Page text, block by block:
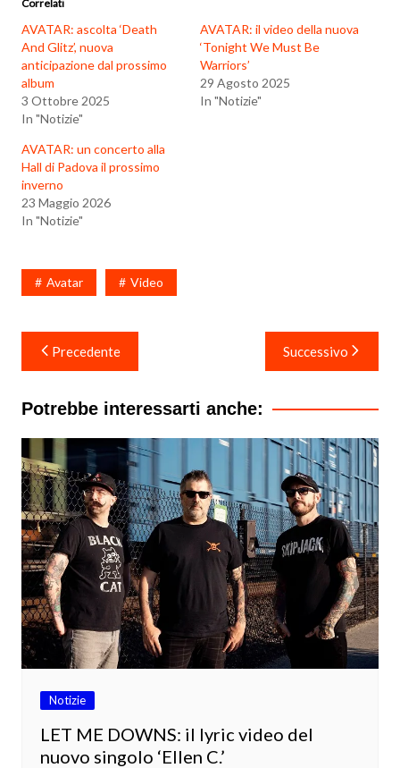
Correlati
AVATAR: ascolta ‘Death
And Glitz’, nuova
anticipazione dal prossimo
album
3 Ottobre 2025
In "Notizie"
AVATAR: il video della nuova
‘Tonight We Must Be
Warriors’
29 Agosto 2025
In "Notizie"
AVATAR: un concerto alla
Hall di Padova il prossimo
inverno
23 Maggio 2026
In "Notizie"
Avatar Video
Navigazione
articoli
Precedente Successivo
Potrebbe interessarti anche:
Notizie
LET ME DOWNS: il lyric video del
nuovo singolo ‘Ellen C.’